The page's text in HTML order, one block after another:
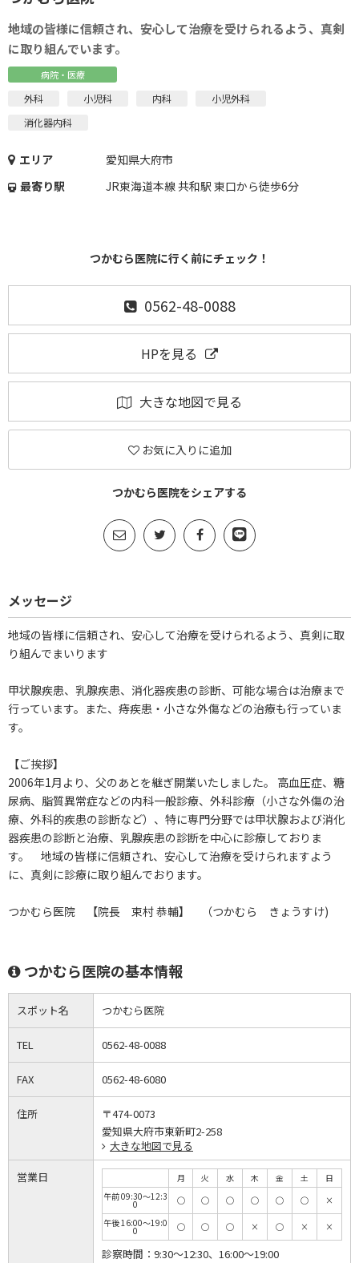
地域の皆様に信頼され、安心して治療を受けられるよう、真剣
に取り組んでいます。
病院・医療
外科 小児科 内科
小児外科
消化器内科
エリア
愛知県大府市
最寄り駅
JR東海道本線 共和駅 東口から徒歩6分
つかむら医院に行く前にチェック！
0562-48-0088
HPを見る
大きな地図で見る
お気に入りに追加
つかむら医院をシェアする
メッセージ
地域の皆様に信頼され、安心して治療を受けられるよう、真剣に取
り組んでまいります
甲状腺疾患、乳腺疾患、消化器疾患の診断、可能な場合は治療まで
行っています。また、痔疾患・小さな外傷などの治療も行っていま
す。
【ご挨拶】
2006年1月より、父のあとを継ぎ開業いたしました。 高血圧症、糖
尿病、脂質異常症などの内科一般診療、外科診療（小さな外傷の治
療、外科的疾患の診断など）、特に専門分野では甲状腺および消化
器疾患の診断と治療、乳腺疾患の診断を中心に診療しておりま
す。 地域の皆様に信頼され、安心して治療を受けられますよう
に、真剣に診療に取り組んでおります。
つかむら医院 【院長 束村 恭輔】 （つかむら きょうすけ)
つかむら医院の基本情報
スポット名 つかむら医院
TEL 0562-48-0088
FAX 0562-48-6080
住所
〒474-0073
愛知県大府市東新町2-258
大きな地図で見る
営業日 月 火 水 木 金 土
日
午前 09:30～12:3
0 ◯ ◯ ◯ ◯ ◯ ◯
×
午後 16:00～19:0
0 ◯ ◯ ◯ × ◯ × ×
診察時間： 9:30～12:30、16:00～19:00